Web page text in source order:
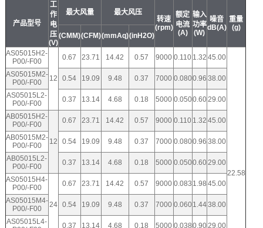
产品型号
工
作
电
压
(V)
最大风量
最大风压
转速
(rpm)
额定
电流
(A)
输入
功率
(W)
噪音
dB(A)
重量
(g)
(CMM)(CFM)(mmAq)(inH2O)
AS05015H2-
P00/-F00
12
0.67 23.71 14.42 0.57 9000 0.110 1.32 45.00
22.58
AS05015M2-
P00/-F00
0.54 19.09 9.48 0.37 7000 0.0800.96 38.00
AS05015L2-
P00/-F00
0.37 13.14 4.68 0.18 5000 0.0500.6029.00
AB05015H2-
P00/-F00
12
0.67 23.71 14.42 0.57 9000 0.110 1.32 45.00
AB05015M2-
P00/-F00
0.54 19.09 9.48 0.37 7000 0.0800.96 38.00
AB05015L2-
P00/-F00
0.37 13.14 4.68 0.18 5000 0.0500.6029.00
AS05015H4-
P00/-F00
24
0.67 23.71 14.42 0.57 9000 0.083 1.98 45.00
AS05015M4-
P00/-F00
0.54 19.09 9.48 0.37 7000 0.0601.4438.00
AS05015L4-
0.37 13.14 4.68 0.18 5000 0.0380.9029.00